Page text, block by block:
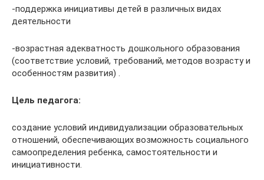
-поддержка инициативы детей в различных видах
деятельности
-возрастная адекватность дошкольного образования
(соответствие условий, требований, методов возрасту и
особенностям развития) .
Цель педагога:
создание условий индивидуализации образовательных
отношений, обеспечивающих возможность социального
самоопределения ребенка, самостоятельности и
инициативности.